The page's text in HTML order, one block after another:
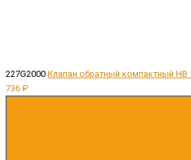
227G2000 Клапан обратный компактный НВ
736 ₽